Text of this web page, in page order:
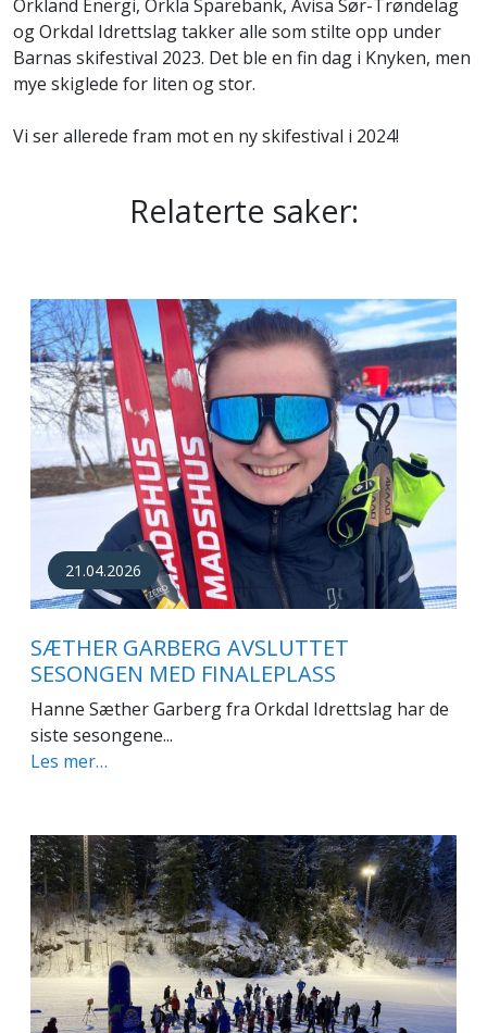
Orkland Energi, Orkla Sparebank, Avisa Sør-Trøndelag
og Orkdal Idrettslag takker alle som stilte opp under
Barnas skifestival 2023. Det ble en fin dag i Knyken, men
mye skiglede for liten og stor.
Vi ser allerede fram mot en ny skifestival i 2024!
Relaterte saker:
21.04.2026
SÆTHER GARBERG AVSLUTTET
SESONGEN MED FINALEPLASS
Hanne Sæther Garberg fra Orkdal Idrettslag har de
siste sesongene...
Les mer…